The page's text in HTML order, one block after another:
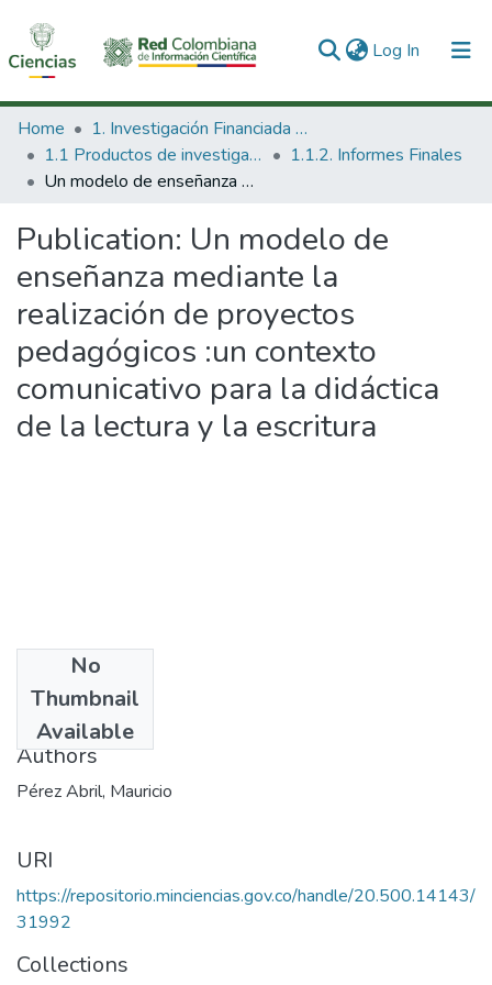
Log In (current)
Communities & Collections
All of DSpace
Home
1. Investigación Financiada con Recursos Públicos
1.1 Productos de investigación
1.1.2. Informes Finales
Un modelo de enseñanza mediante la realización de proyectos pedagógicos :un contexto comunicativo para la didáctica de la lectura y la escritura
Publication: Un modelo de
enseñanza mediante la
realización de proyectos
pedagógicos :un contexto
comunicativo para la didáctica
de la lectura y la escritura
No
Thumbnail
Available
2000
Authors
Pérez Abril, Mauricio
URI
https://repositorio.minciencias.gov.co/handle/20.500.14143/
31992
Collections